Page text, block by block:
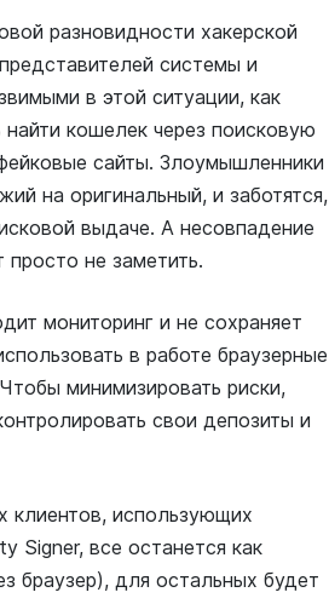
разновидности хакерской
системы и
в этой ситуации, как
кошелек через поисковую
сайты. Злоумышленники
на оригинальный, и заботятся,
выдаче. А несовпадение
не заметить.
мониторинг и не сохраняет
в работе браузерные
минимизировать риски,
свои депозиты и
клиентов, использующих
Signer, все останется как
браузер), для остальных будет